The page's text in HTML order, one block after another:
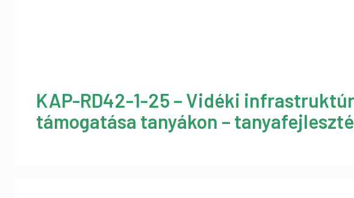
KAP-RD42-1-25 – Vidéki
támogatása tanyákon –